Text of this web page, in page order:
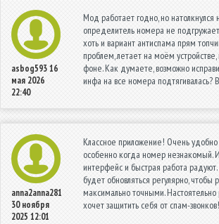
asbog59316
мая 2026
22:40
Мод работает годно, но
определитель номера не
хоть и вариант антиспама прям
проблем, летает на моём
фоне. Как думаете, возможно
инфа на все номера подтягивалась?
anna2anna281
30 ноября
2025 12:01
Классное приложение! Очень удобно
особенно когда номер незнакомый.
интерфейс и быстрая работа
будет обновляться регулярно, чтобы
максимально точными.
хочет защитить себя от спам-звонков!